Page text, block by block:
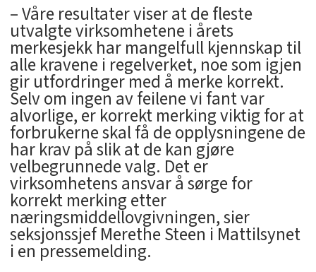
– Våre resultater viser at de fleste
utvalgte virksomhetene i årets
merkesjekk har mangelfull kjennskap til
alle kravene i regelverket, noe som igjen
gir utfordringer med å merke korrekt.
Selv om ingen av feilene vi fant var
alvorlige, er korrekt merking viktig for at
forbrukerne skal få de opplysningene de
har krav på slik at de kan gjøre
velbegrunnede valg. Det er
virksomhetens ansvar å sørge for
korrekt merking etter
næringsmiddellovgivningen, sier
seksjonssjef Merethe Steen i Mattilsynet
i en pressemelding.